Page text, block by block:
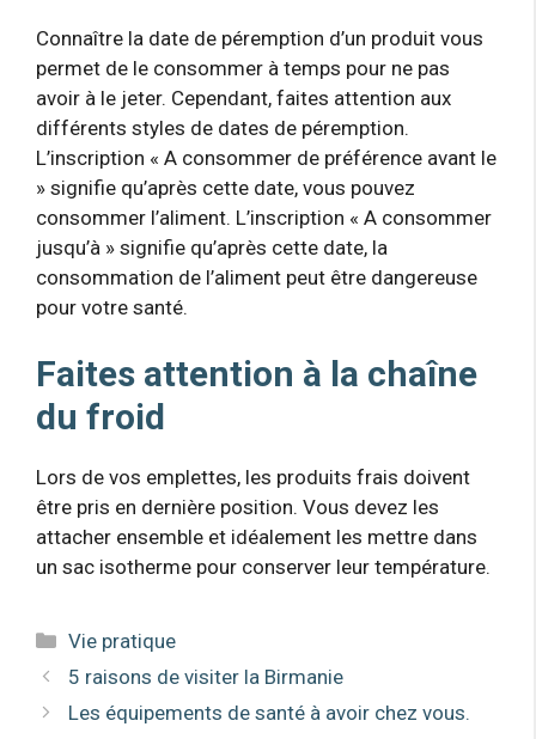
Connaître la date de péremption d’un produit vous
permet de le consommer à temps pour ne pas
avoir à le jeter. Cependant, faites attention aux
différents styles de dates de péremption.
L’inscription « A consommer de préférence avant le
» signifie qu’après cette date, vous pouvez
consommer l’aliment. L’inscription « A consommer
jusqu’à » signifie qu’après cette date, la
consommation de l’aliment peut être dangereuse
pour votre santé.
Faites attention à la chaîne
du froid
Lors de vos emplettes, les produits frais doivent
être pris en dernière position. Vous devez les
attacher ensemble et idéalement les mettre dans
un sac isotherme pour conserver leur température.
Catégories
Vie pratique
5 raisons de visiter la Birmanie
Les équipements de santé à avoir chez vous.